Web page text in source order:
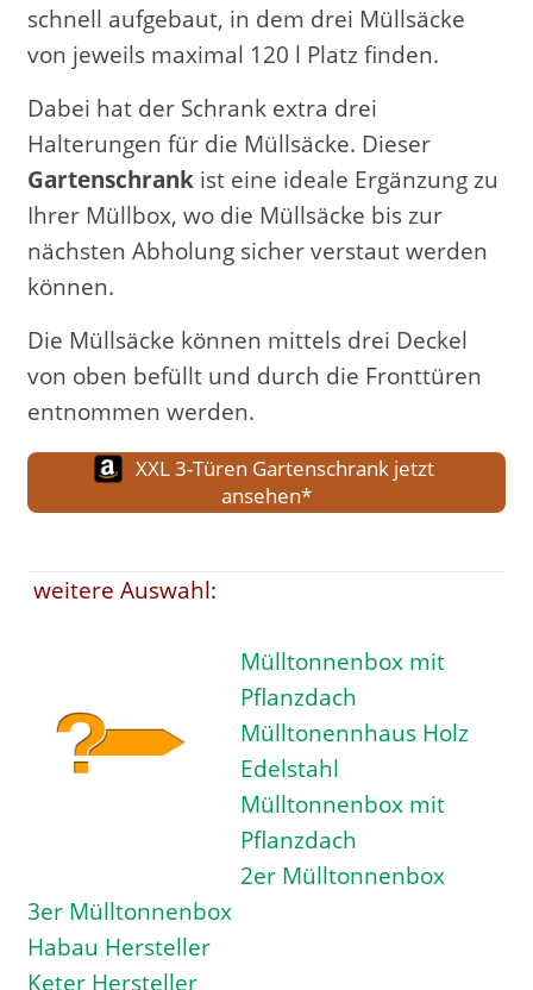
schnell aufgebaut, in dem drei Müllsäcke
von jeweils maximal 120 l Platz finden.
Dabei hat der Schrank extra drei
Halterungen für die Müllsäcke. Dieser
Gartenschrank ist eine ideale Ergänzung zu
Ihrer Müllbox, wo die Müllsäcke bis zur
nächsten Abholung sicher verstaut werden
können.
Die Müllsäcke können mittels drei Deckel
von oben befüllt und durch die Fronttüren
entnommen werden.
XXL 3-Türen Gartenschrank jetzt
ansehen*
weitere Auswahl:
Mülltonnenbox mit
Pflanzdach
Mülltonennhaus Holz
Edelstahl
Mülltonnenbox mit
Pflanzdach
2er Mülltonnenbox
3er Mülltonnenbox
Habau Hersteller
Keter Hersteller